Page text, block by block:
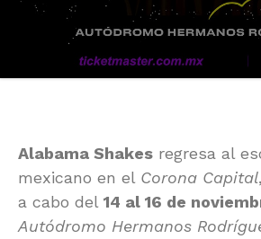
Alabama Shakes regresa al
mexicano en el Corona Capital
a cabo del 14 al 16 de
Autódromo Hermanos